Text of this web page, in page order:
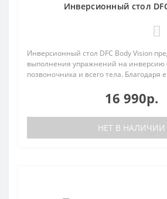
Инверсионный стол
Инверсионный стол DFC Body Vision
выполнения упражнений на инверсию
позвоночника и всего тела. Благодаря
16 990р.
НЕТ В НАЛИЧИИ